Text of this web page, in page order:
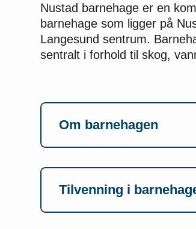
Nustad barnehage er en
barnehage som ligger på
Langesund sentrum.
sentralt i forhold til skog,
Om barnehagen
Tilvenning i